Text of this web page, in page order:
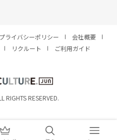
プライバシーポリシー
会社概要
リクルート ご利用ガイド
RIGHTS RESERVED.